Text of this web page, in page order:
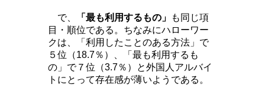
で、 「最も利用するもの」
も同じ項
目・順位である。ちなみにハローワー
クは、「利用したことのある方法」で
５位（18.7％）、「最も利用するも
の」で７位（3.7％）と外国人アルバイ
トにとって存在感が薄いようである。